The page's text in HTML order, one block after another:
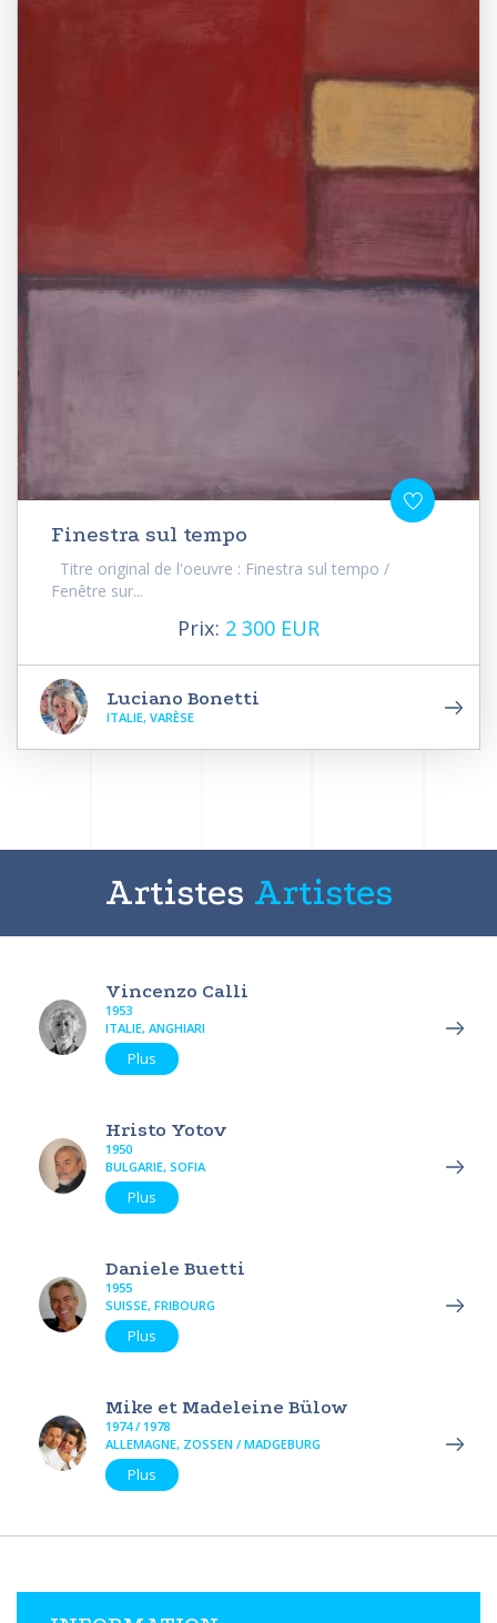
Finestra sul tempo
Titre original de l'oeuvre : Finestra sul tempo /
Fenêtre sur...
Prix: 2 300 EUR
Luciano Bonetti
ITALIE, VARÈSE
Artistes Artistes
Vincenzo Calli
1953
ITALIE, ANGHIARI
Plus
Hristo Yotov
1950
BULGARIE, SOFIA
Plus
Daniele Buetti
1955
SUISSE, FRIBOURG
Plus
Mike et Madeleine Bülow
1974 / 1978
ALLEMAGNE, ZOSSEN / MADGEBURG
Plus